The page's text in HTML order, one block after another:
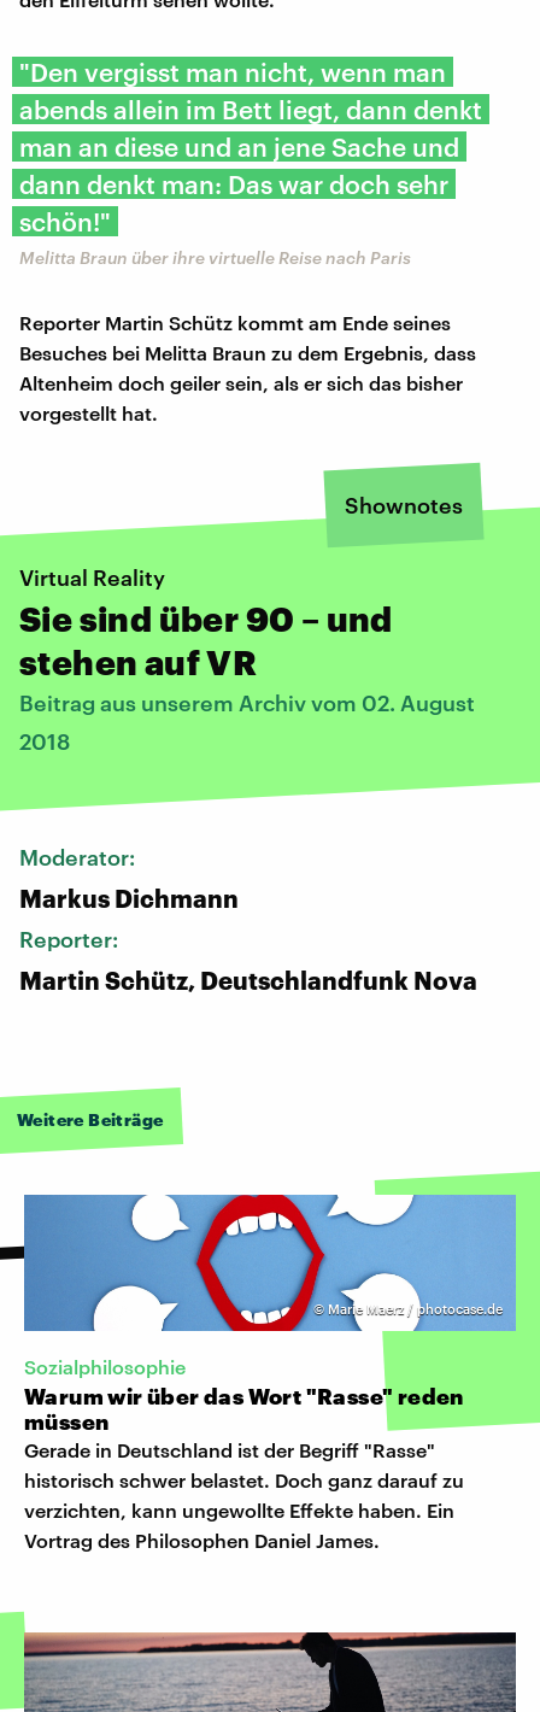
"Den vergisst man nicht, wenn man
abends allein im Bett liegt, dann denkt
man an diese und an jene Sache und
dann denkt man: Das war doch sehr
schön!"
Melitta Braun über ihre virtuelle Reise nach Paris
Reporter Martin Schütz kommt am Ende seines
Besuches bei Melitta Braun zu dem Ergebnis, dass
Altenheim doch geiler sein, als er sich das bisher
vorgestellt hat.
Shownotes
Virtual Reality
Sie sind über 90 – und
stehen auf VR
Beitrag aus unserem Archiv vom 02. August
2018
Moderator:
Markus Dichmann
Reporter:
Martin Schütz, Deutschlandfunk Nova
Weitere Beiträge
© Marie Maerz / photocase.de
Sozialphilosophie
Warum wir über das Wort "Rasse" reden
müssen
Gerade in Deutschland ist der Begriff "Rasse"
historisch schwer belastet. Doch ganz darauf zu
verzichten, kann ungewollte Effekte haben. Ein
Vortrag des Philosophen Daniel James.